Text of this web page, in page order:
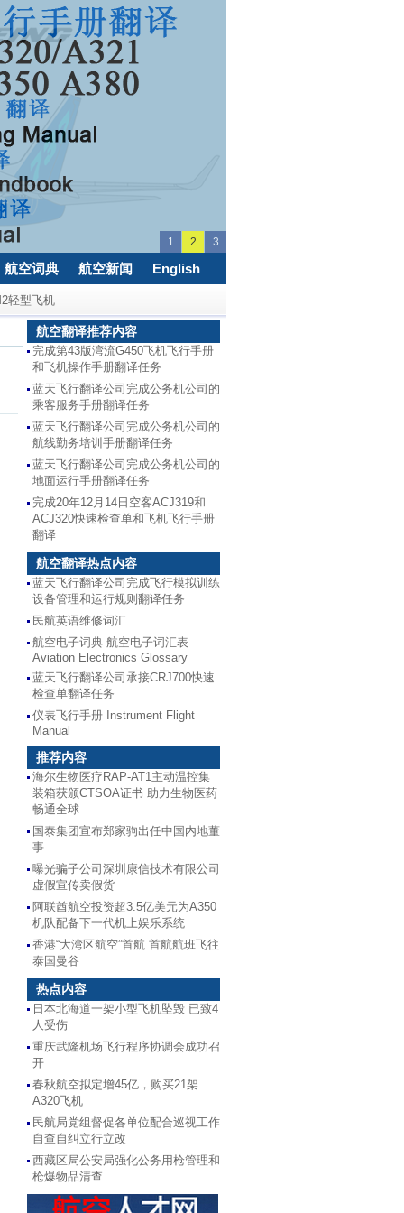
1 2 3
航空词典 航空新闻 English
轻型飞机
航空翻译推荐内容
完成第43版湾流G450飞机飞行手册
和飞机操作手册翻译任务
蓝天飞行翻译公司完成公务机公司的
乘客服务手册翻译任务
蓝天飞行翻译公司完成公务机公司的
航线勤务培训手册翻译任务
蓝天飞行翻译公司完成公务机公司的
地面运行手册翻译任务
完成20年12月14日空客ACJ319和
ACJ320快速检查单和飞机飞行手册
翻译
航空翻译热点内容
蓝天飞行翻译公司完成飞行模拟训练
设备管理和运行规则翻译任务
民航英语维修词汇
航空电子词典 航空电子词汇表
Aviation Electronics Glossary
蓝天飞行翻译公司承接CRJ700快速
检查单翻译任务
仪表飞行手册 Instrument Flight
Manual
推荐内容
海尔生物医疗RAP-AT1主动温控集
装箱获颁CTSOA证书 助力生物医药
畅通全球
国泰集团宣布郑家驹出任中国内地董
事
曝光骗子公司深圳康信技术有限公司
虚假宣传卖假货
阿联酋航空投资超3.5亿美元为A350
机队配备下一代机上娱乐系统
香港“大湾区航空”首航 首航航班飞往
泰国曼谷
热点内容
日本北海道一架小型飞机坠毁 已致4
人受伤
重庆武隆机场飞行程序协调会成功召
开
春秋航空拟定增45亿，购买21架
A320飞机
民航局党组督促各单位配合巡视工作
自查自纠立行立改
西藏区局公安局强化公务用枪管理和
枪爆物品清查